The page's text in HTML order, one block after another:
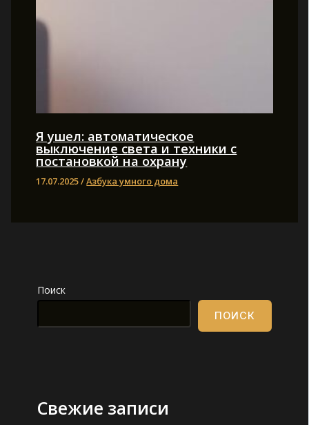
Я ушел: автоматическое
выключение света и техники с
постановкой на охрану
17.07.2025/Азбука умного дома
Поиск
ПОИСК
Свежие записи